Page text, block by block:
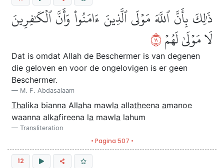
ذَٰلِكَ بِأَنَّ ٱللَّهَ مَوۡلَى ٱلَّذِينَ ءَامَنُواْ وَأَنَّ ٱلۡكَٰفِرِينَ
لَا مَوۡلَىٰ لَهُمۡ١١
Dat is omdat Allah de Beschermer is van degenen
die geloven en voor de ongelovigen is er geen
Beschermer.
M. F. Abdasalaam
Thalika bianna Allaha mawla allatheena amanoe
waanna alkafireena la mawla lahum
Transliteration
• Pagina 507 •
12